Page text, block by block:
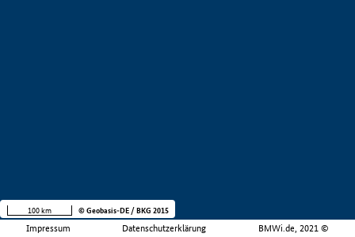
Impressum Datenschutzerklärung BMWi.de, 2021 ©
100 km © Geobasis-DE / BKG 2015